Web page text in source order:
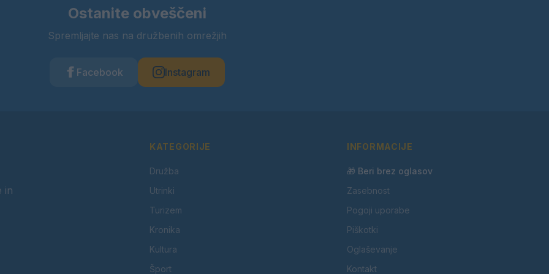
Ostanite obveščeni
Spremljajte nas na družbenih omrežjih
Facebook Instagram
in
KATEGORIJE
Družba
Utrinki
Turizem
Kronika
Kultura
Šport
INFORMACIJE
🎁 Beri brez oglasov
Zasebnost
Pogoji uporabe
Piškotki
Oglaševanje
Kontakt